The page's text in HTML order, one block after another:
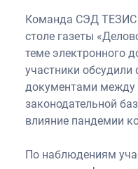
Команда СЭД ТЕЗИС
столе газеты
теме электронного
участники
документами между
законодательной
влияние пандемии
По наблюдениям